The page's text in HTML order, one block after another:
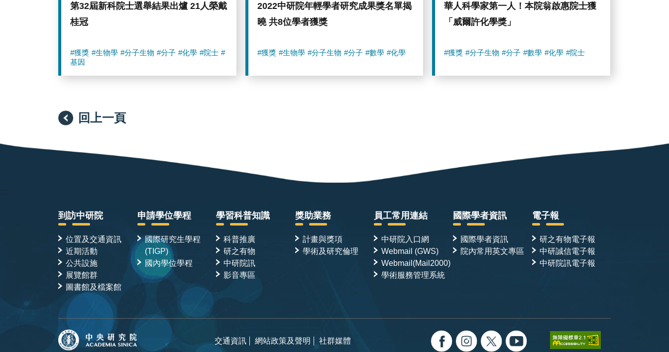
第32屆新科院士選舉結果出爐 21人榮戴
桂冠
#獲獎 #生物學 #分子生物 #分子 #化學 #院士 #
基因
2022中研院年輕學者研究成果獎名單揭
曉 共8位學者獲獎
#獲獎 #生物學 #分子生物 #分子 #數學 #化學
華人科學家第一人！本院翁啟惠院士獲
「威爾許化學獎」
#獲獎 #分子生物 #分子 #數學 #化學 #院士
回上一頁
:::
到訪中研院
位置及交通資訊
近期活動
公共設施
展覽館群
圖書館及檔案館
申請學位學程
國際研究生學程
(TIGP)
國內學位學程
學習科普知識
科普推廣
研之有物
中研院訊
影音專區
獎助業務
計畫與獎項
學術及研究倫理
員工常用連結
中研院入口網
Webmail (GWS)
Webmail(Mail2000)
學術服務管理系統
國際學者資訊
國際學者資訊
院內常用英文專區
電子報
研之有物電子報
中研誠信電子報
中研院訊電子報
交通資訊 網站政策及聲明 社群媒體